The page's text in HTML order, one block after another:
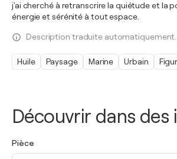
Découvrir dans des
Pièce
j'ai cherché à retranscrire la quiétude et la
énergie et sérénité à tout espace.
Description traduite automatiquement.
Huile Paysage Marine Urbain